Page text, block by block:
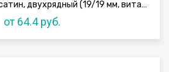
Карниз "Шар малый" сатин, двухрядный (19/19 мм, витая труба)
от 64.4 руб.